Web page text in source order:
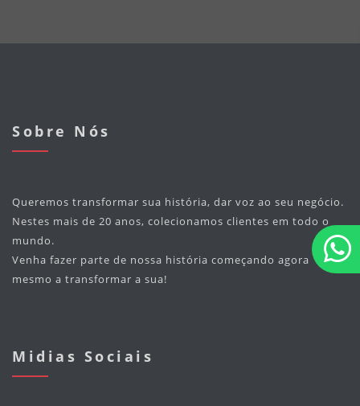
Sobre Nós
Queremos transformar sua história, dar voz ao seu negócio.
Nestes mais de 20 anos, colecionamos clientes em todo o
mundo.
Venha fazer parte de nossa história começando agora
mesmo a transformar a sua!
Midias Sociais